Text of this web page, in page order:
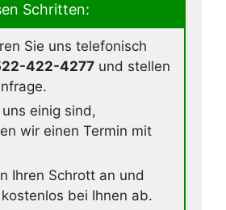
Schritten:
Sie uns telefonisch
422-4277 und stellen
einig sind,
wir einen Termin mit
Ihren Schrott an und
bei Ihnen ab.